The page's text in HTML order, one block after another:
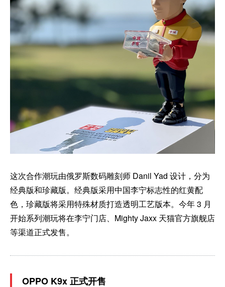
这次合作潮玩由俄罗斯数码雕刻师 Danil Yad 设计，分为
经典版和珍藏版。经典版采用中国李宁标志性的红黄配
色，珍藏版将采用特殊材质打造透明工艺版本。今年 3 月
开始系列潮玩将在李宁门店、Mighty Jaxx 天猫官方旗舰店
等渠道正式发售。
OPPO K9x 正式开售